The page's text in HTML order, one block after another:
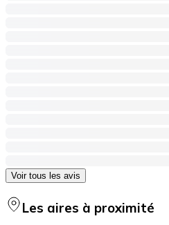
Voir tous les avis
Les aires à proximité